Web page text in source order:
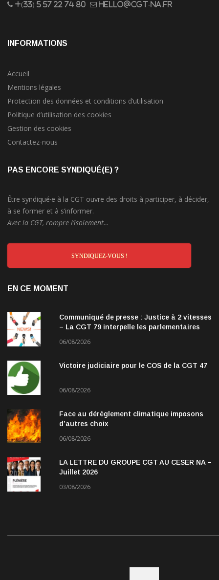
+(33) 5 57 22 74 80 hello@cgt-na.fr
INFORMATIONS
Accueil
Mentions légales
Protection des données et conditions d’utilisation
Politique d’utilisation des cookies
Gestion des cookies
Contactez-nous
PAS ENCORE SYNDIQUÉ(E) ?
Être syndiqué·e à la CGT ouvre des droits à participer, à décider,
à se former et à s’informer.
Avec la CGT, rompre l’isolement…
SYNDIQUEZ-VOUS !
EN CE MOMENT
Communiqué de presse : Justice à 2 vitesses
– La CGT 79 interpelle les parlementaires
06/08/2026
Victoire judiciaire pour le COS de la CGT 47
06/08/2026
Face au dérèglement climatique imposons
d’autres choix
06/08/2026
LA LETTRE DU GROUPE CGT AU CESER NA –
Juillet 2026
03/08/2026